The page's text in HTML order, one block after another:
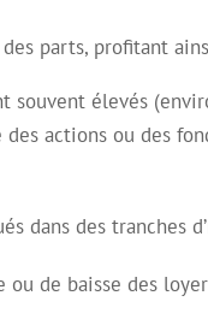
parts, profitant
souvent élevés
actions ou des
dans des tranches
ou de baisse des